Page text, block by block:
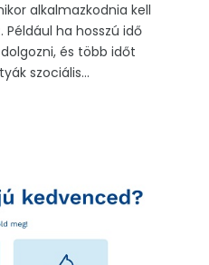
alkalmazkodnia kell
ha hosszú idő
és több időt
szociális...